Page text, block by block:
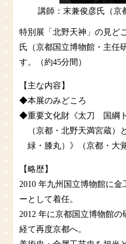
講師：末兼俊彦氏 （
特別展「北野天神」の見ど
氏（京都国立博物館・主任
す。（約45分間）
【主な内容】
◆本展のみどころ
◆重要文化財《太刀 国綱ト
（京都・北野天満宮蔵
緑・膝丸）》（京都・大
【略歴】
2010 年九州国立博物館に
ーとして着任。
2012 年に京都国立博物館
経て再度京都へ。